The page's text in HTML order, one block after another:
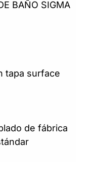
BAÑO SIGMA
tapa surface
de fábrica